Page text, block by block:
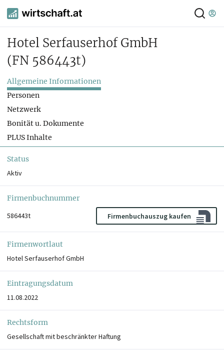
Hotel Serfauserhof GmbH
(FN 586443t)
Allgemeine Informationen
Personen
Netzwerk
Bonität u. Dokumente
PLUS Inhalte
Status
Aktiv
Firmenbuchnummer
586443t
Firmenbuchauszug kaufen
Firmenwortlaut
Hotel Serfauserhof GmbH
Eintragungsdatum
11.08.2022
Rechtsform
Gesellschaft mit beschränkter Haftung